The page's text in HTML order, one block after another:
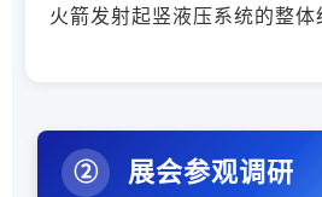
火箭发射起竖液压系统的整体
② 展会参观调研